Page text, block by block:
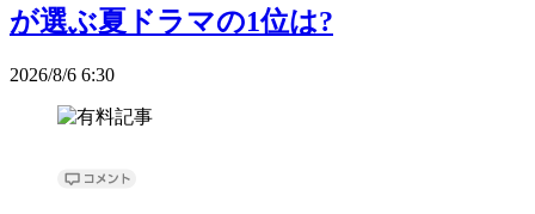
が選ぶ夏ドラマの1位は?
2026/8/6 6:30